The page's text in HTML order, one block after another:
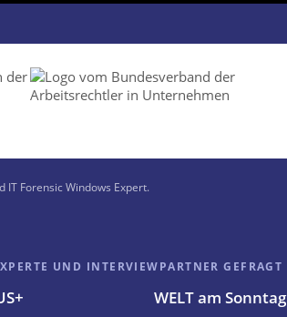
Forensic Windows Expert.
UND INTERVIEWPARTNER GEFRAGT
WELT am Sonntag